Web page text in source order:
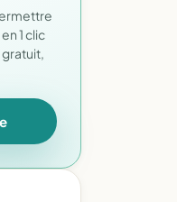
1 clic